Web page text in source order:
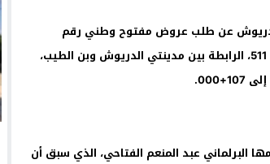
بالدريوش عن طلب عروض مفتوح وطني رقم
18/2025، يتعلق بإنجاز دراسة لتثنية الطريق الجهوية رقم 511، الرابطة بين مدينتي الدريوش وبن الطيب،
البرلماني عبد المنعم الفتاحي، الذي سبق أن